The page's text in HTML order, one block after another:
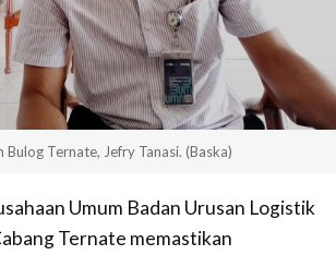
Bulog Ternate, Jefry Tanasi. (Baska)
Umum Badan Urusan Logistik
Ternate memastikan